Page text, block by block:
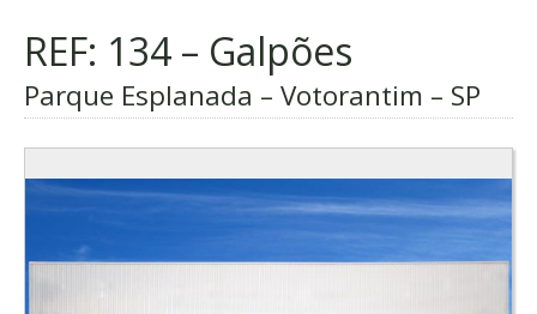
REF: 134 – Galpões
Parque Esplanada – Votorantim – SP